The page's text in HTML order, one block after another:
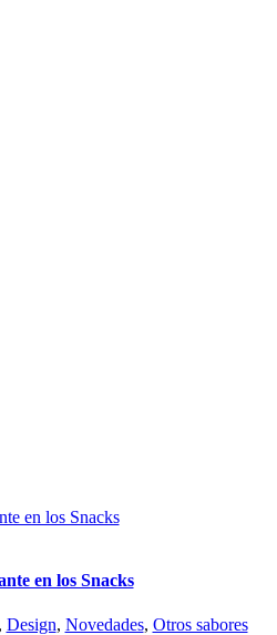
en los Snacks
en los Snacks
Design, Novedades, Otros sabores